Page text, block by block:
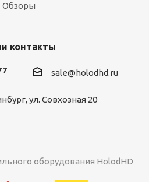
Обзоры
контакты
sale@holodhd.ru
ул. Совхозная 20
оборудования HolodHD